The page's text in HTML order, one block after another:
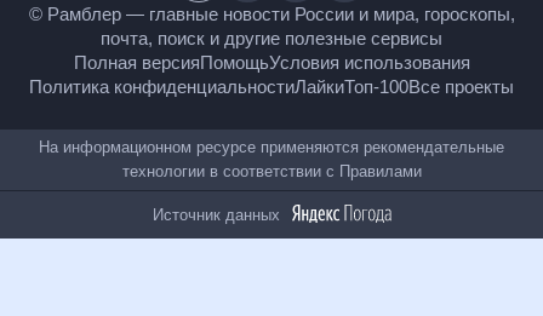
© Рамблер — главные новости России и мира,
гороскопы, почта, поиск и другие полезные сервисы
Полная версияПомощьУсловия использования
Политика конфиденциальностиЛайкиТоп-100
На информационном ресурсе применяются
рекомендательные технологии в соответствии сПравилами
Источник данных